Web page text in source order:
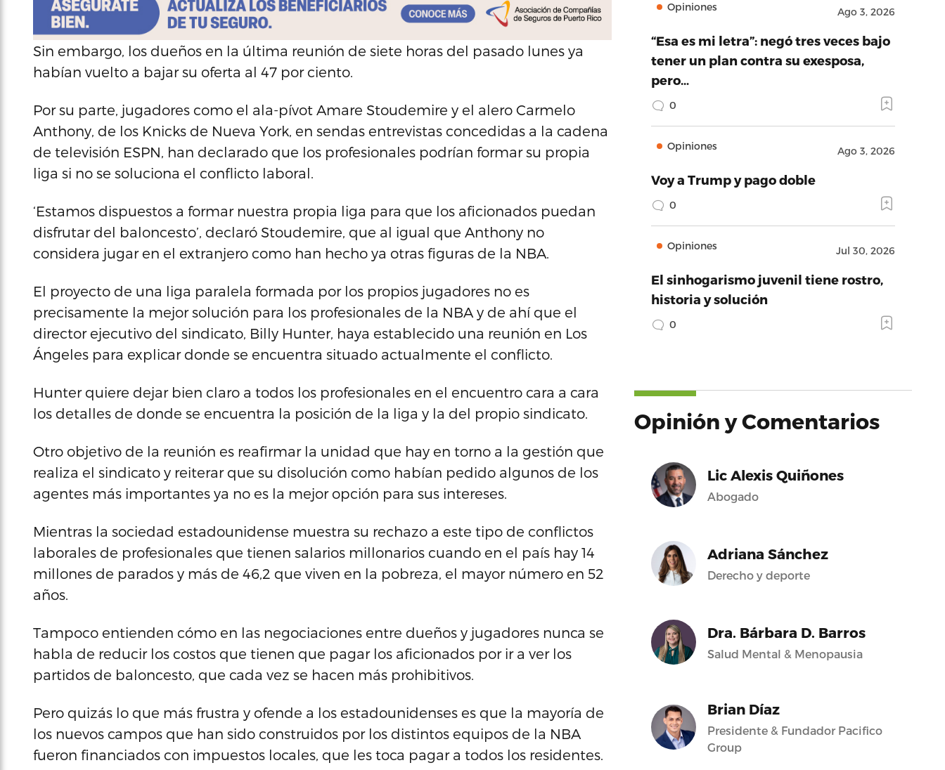
Sin embargo, los dueños en la última reunión de siete horas del pasado lunes ya
habían vuelto a bajar su oferta al 47 por ciento.
Por su parte, jugadores como el ala-pívot Amare Stoudemire y el alero Carmelo
Anthony, de los Knicks de Nueva York, en sendas entrevistas concedidas a la cadena
de televisión ESPN, han declarado que los profesionales podrían formar su propia
liga si no se soluciona el conflicto laboral.
‘Estamos dispuestos a formar nuestra propia liga para que los aficionados puedan
disfrutar del baloncesto’, declaró Stoudemire, que al igual que Anthony no
considera jugar en el extranjero como han hecho ya otras figuras de la NBA.
El proyecto de una liga paralela formada por los propios jugadores no es
precisamente la mejor solución para los profesionales de la NBA y de ahí que el
director ejecutivo del sindicato, Billy Hunter, haya establecido una reunión en Los
Ángeles para explicar donde se encuentra situado actualmente el conflicto.
Hunter quiere dejar bien claro a todos los profesionales en el encuentro cara a cara
los detalles de donde se encuentra la posición de la liga y la del propio sindicato.
Otro objetivo de la reunión es reafirmar la unidad que hay en torno a la gestión que
realiza el sindicato y reiterar que su disolución como habían pedido algunos de los
agentes más importantes ya no es la mejor opción para sus intereses.
Mientras la sociedad estadounidense muestra su rechazo a este tipo de conflictos
laborales de profesionales que tienen salarios millonarios cuando en el país hay 14
millones de parados y más de 46,2 que viven en la pobreza, el mayor número en 52
años.
Tampoco entienden cómo en las negociaciones entre dueños y jugadores nunca se
habla de reducir los costos que tienen que pagar los aficionados por ir a ver los
partidos de baloncesto, que cada vez se hacen más prohibitivos.
Pero quizás lo que más frustra y ofende a los estadounidenses es que la mayoría de
los nuevos campos que han sido construidos por los distintos equipos de la NBA
fueron financiados con impuestos locales, que les toca pagar a todos los residentes.
Opiniones Ago 3, 2026
“Esa es mi letra”: negó tres veces bajo
tener un plan contra su exesposa,
pero…
0
Opiniones Ago 3, 2026
Voy a Trump y pago doble
0
Opiniones Jul 30, 2026
El sinhogarismo juvenil tiene rostro,
historia y solución
0
Opinión y Comentarios
Lic Alexis Quiñones
Abogado
Adriana Sánchez
Derecho y deporte
Dra. Bárbara D. Barros
Salud Mental & Menopausia
Brian Díaz
Presidente & Fundador Pacifico
Group